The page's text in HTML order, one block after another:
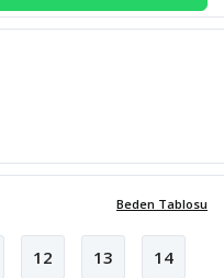
Beden Tablosu
12 13 14